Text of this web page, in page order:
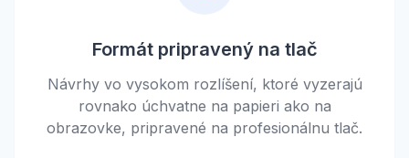
Formát pripravený na tlač
Návrhy vo vysokom rozlíšení, ktoré vyzerajú
rovnako úchvatne na papieri ako na
obrazovke, pripravené na profesionálnu tlač.